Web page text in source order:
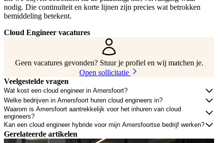
nodig. Die continuïteit en korte lijnen zijn precies wat betrokken
bemiddeling betekent.
Cloud Engineer vacatures
Geen vacatures gevonden? Stuur je profiel en wij matchen je.
Open sollicitatie
Veelgestelde vragen
Wat kost een cloud engineer in Amersfoort?
Welke bedrijven in Amersfoort huren cloud engineers in?
Waarom is Amersfoort aantrekkelijk voor het inhuren van cloud
engineers?
Kan een cloud engineer hybride voor mijn Amersfoortse bedrijf werken?
Gerelateerde artikelen